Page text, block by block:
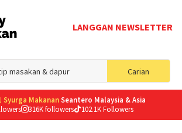
LANGGAN NEWSLETTER
Carian
for:
Syurga MakananSeantero Malaysia & Asia
316K followers 102.1K Followers